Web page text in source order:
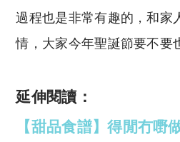
過程也是非常有趣的，和家
情，大家今年聖誕節要不要
延伸閱讀：
【甜品食譜】得閒冇嘢